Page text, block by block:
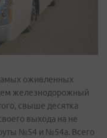
оживленных
железнодорожный
свыше десятка
выхода на не
№54 и №54а. Всего